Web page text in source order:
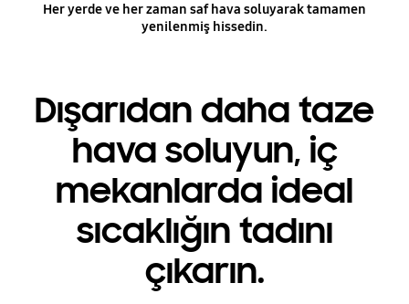
Her yerde ve her zaman saf hava soluyarak tamamen
yenilenmiş hissedin.
Dışarıdan daha taze
hava soluyun, iç
mekanlarda ideal
sıcaklığın tadını
çıkarın.